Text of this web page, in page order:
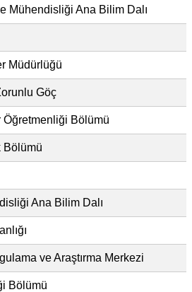
Mühendisliği Ana Bilim Dalı
Müdürlüğü
Göç
Bölümü
Bölümü
Ana Bilim Dalı
ve Araştırma Merkezi
Bölümü